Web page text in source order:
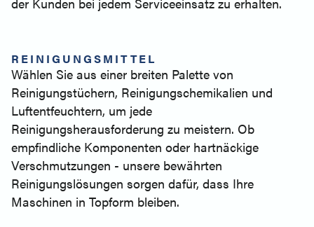
REINIGUNGSMITTEL
Wählen Sie aus einer breiten Palette von
Reinigungstüchern, Reinigungschemikalien und
Luftentfeuchtern, um jede
Reinigungsherausforderung zu meistern. Ob
empfindliche Komponenten oder hartnäckige
Verschmutzungen - unsere bewährten
Reinigungslösungen sorgen dafür, dass Ihre
Maschinen in Topform bleiben.